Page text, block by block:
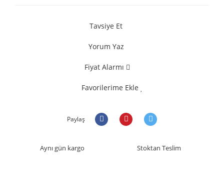
Tavsiye Et
Yorum Yaz
Fiyat Alarmı
Favorilerime Ekle
Paylaş
Aynı gün kargo Stoktan Teslim